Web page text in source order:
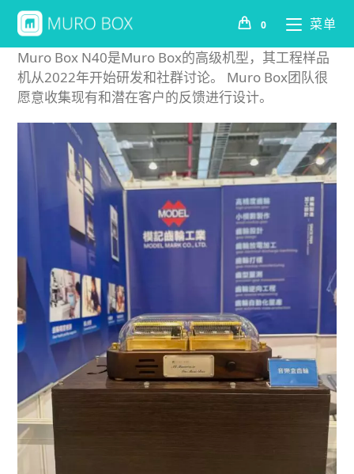
0 菜单
Muro Box N40是Muro Box的高级机型，其工程样品
机从2022年开始研发和社群讨论。 Muro Box团队很
愿意收集现有和潜在客户的反馈进行设计。